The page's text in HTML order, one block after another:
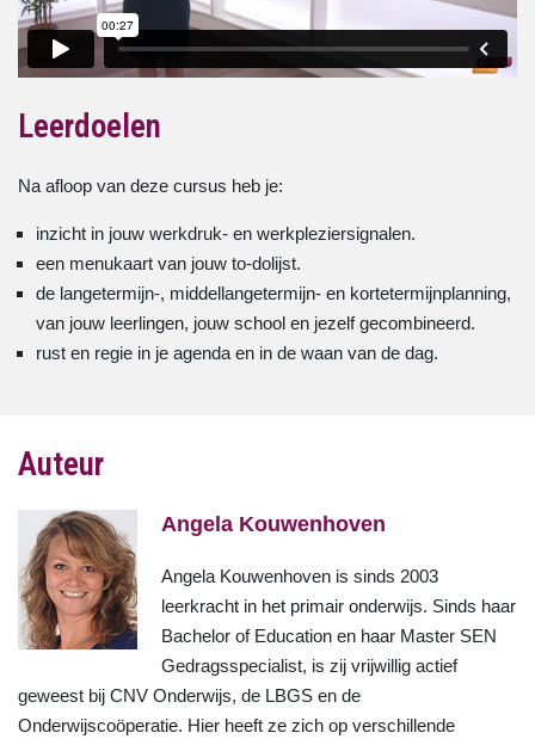
Leerdoelen
Na afloop van deze cursus heb je:
inzicht in jouw werkdruk- en werkpleziersignalen.
een menukaart van jouw to-dolijst.
de langetermijn-, middellangetermijn- en kortetermijnplanning,
van jouw leerlingen, jouw school en jezelf gecombineerd.
rust en regie in je agenda en in de waan van de dag.
Auteur
Angela Kouwenhoven
Angela Kouwenhoven is sinds 2003
leerkracht in het primair onderwijs. Sinds haar
Bachelor of Education en haar Master SEN
Gedragsspecialist, is zij vrijwillig actief
geweest bij CNV Onderwijs, de LBGS en de
Onderwijscoöperatie. Hier heeft ze zich op verschillende